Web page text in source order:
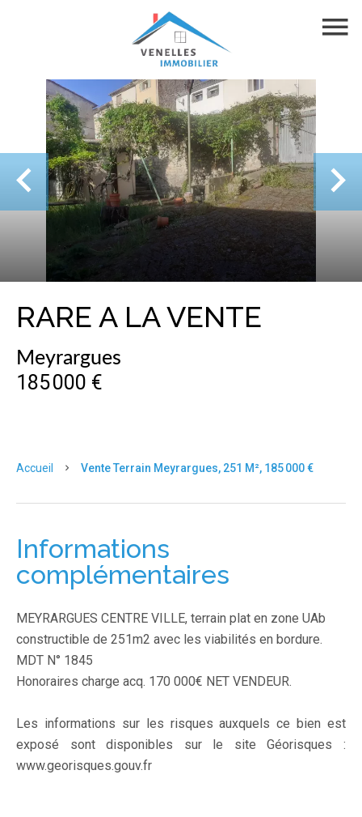
RARE A LA VENTE
Meyrargues
185 000 €
Accueil Vente Terrain Meyrargues, 251 M², 185 000 €
Informations
complémentaires
MEYRARGUES CENTRE VILLE, terrain plat en zone UAb
constructible de 251m2 avec les viabilités en bordure.
MDT N° 1845
Honoraires charge acq. 170 000€ NET VENDEUR.
Les informations sur les risques auxquels ce bien est
exposé sont disponibles sur le site Géorisques :
www.georisques.gouv.fr